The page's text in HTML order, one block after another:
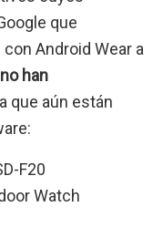
que
Android Wear a
han
que aún están
F20
Watch